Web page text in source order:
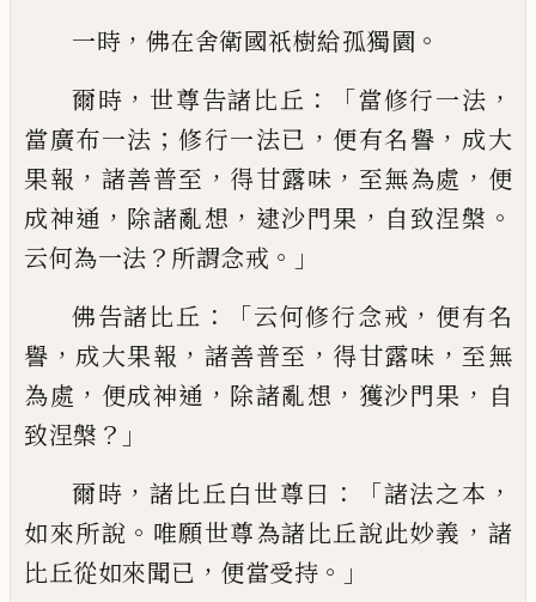
一時 ， 佛在舍衛國祇樹給孤獨園 。
爾時 ， 世尊告諸比丘 ：「當修行一法 ，
當廣布一法 ； 修行一法已 ， 便有名譽 ， 成大
果報 ， 諸善普至 ， 得甘露味 ， 至無為處 ， 便
成神通 ， 除諸亂想 ， 逮沙門果 ， 自致涅槃 。
云何為一法 ？ 所謂念戒 。」
佛告諸比丘 ：「云何修行念戒 ， 便有名
譽 ， 成大果報 ， 諸善普至 ， 得甘露味 ， 至無
為處 ， 便成神通 ， 除諸亂想 ， 獲沙門果 ， 自
致涅槃 ？」
爾時 ，諸比丘白世尊曰 ： 「諸法之本 ，
如來所說 。 唯願世尊為諸比丘說此妙義 ， 諸
比丘從如來聞已 ， 便當受持 。」